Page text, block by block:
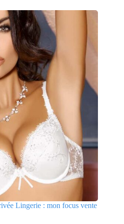
Lingerie : mon focus vente